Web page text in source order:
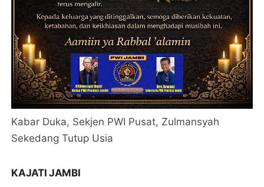
Kabar Duka, Sekjen PWI Pusat, Zulmansyah
Sekedang Tutup Usia
KAJATI JAMBI